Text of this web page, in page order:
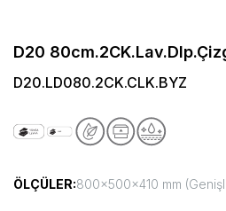
D20
D20.LD080.2CK.CLK.BYZ
ÖLÇÜLER:800x500x410 mm